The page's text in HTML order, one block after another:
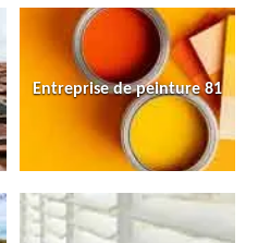
Entreprise de peinture 81